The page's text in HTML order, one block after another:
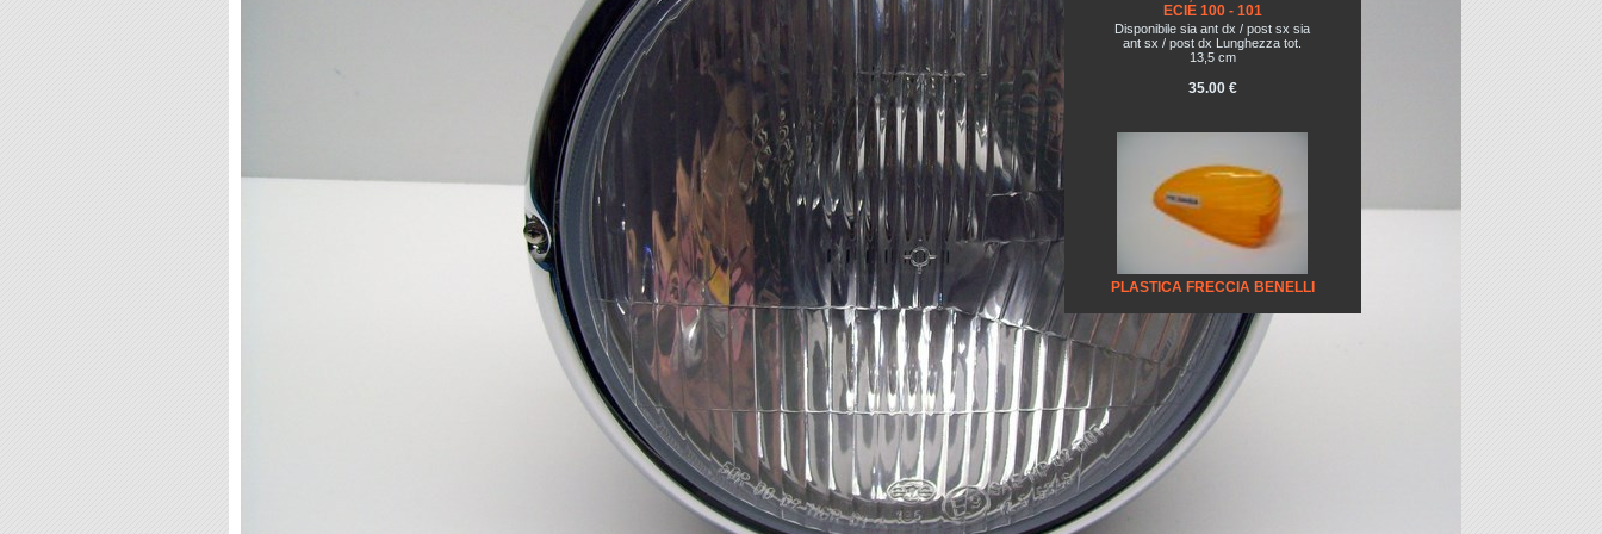
ECIE 100 - 101
Disponibile sia ant dx / post sx sia
ant sx / post dx Lunghezza tot.
13,5 cm
35.00 €
PLASTICA FRECCIA BENELLI
15.00 €